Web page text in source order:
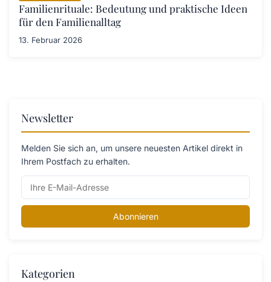
Familienrituale: Bedeutung und praktische Ideen
für den Familienalltag
13. Februar 2026
Newsletter
Melden Sie sich an, um unsere neuesten Artikel direkt in
Ihrem Postfach zu erhalten.
Abonnieren
Kategorien